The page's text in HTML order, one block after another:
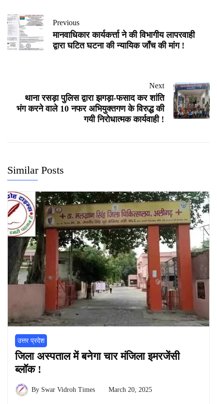
Previous
मानवाधिकार कार्यकर्त्ता ने की विभागीय लापरवाही
द्वारा घटित घटना की न्यायिक जाँच की मांग !
Next
थाना रसड़ा पुलिस द्वारा झगड़ा-फसाद कर शांति
भंग करने वाले 10 नफर अभियुक्तगण के विरुद्ध की
गयी निरोधात्मक कार्यवाही !
Similar Posts
उत्तर प्रदेश
जिला अस्पताल में बनेगा चार मंजिला इमरजेंसी
ब्लॉक !
By Swar Vidroh Times March 20, 2025